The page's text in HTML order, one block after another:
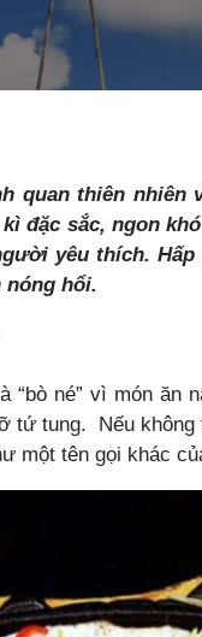
quan thiên
đặc sắc, ngon
yêu thích.
nóng hổi.
“bò né” vì món
tứ tung. Nếu
một tên gọi khác